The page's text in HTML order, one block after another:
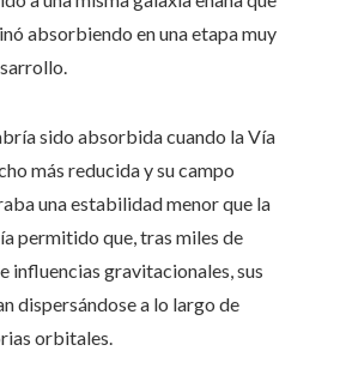
absorbiendo en una etapa muy
sido absorbida cuando la Vía
más reducida y su campo
una estabilidad menor que la
permitido que, tras miles de
influencias gravitacionales, sus
dispersándose a lo largo de
orbitales.